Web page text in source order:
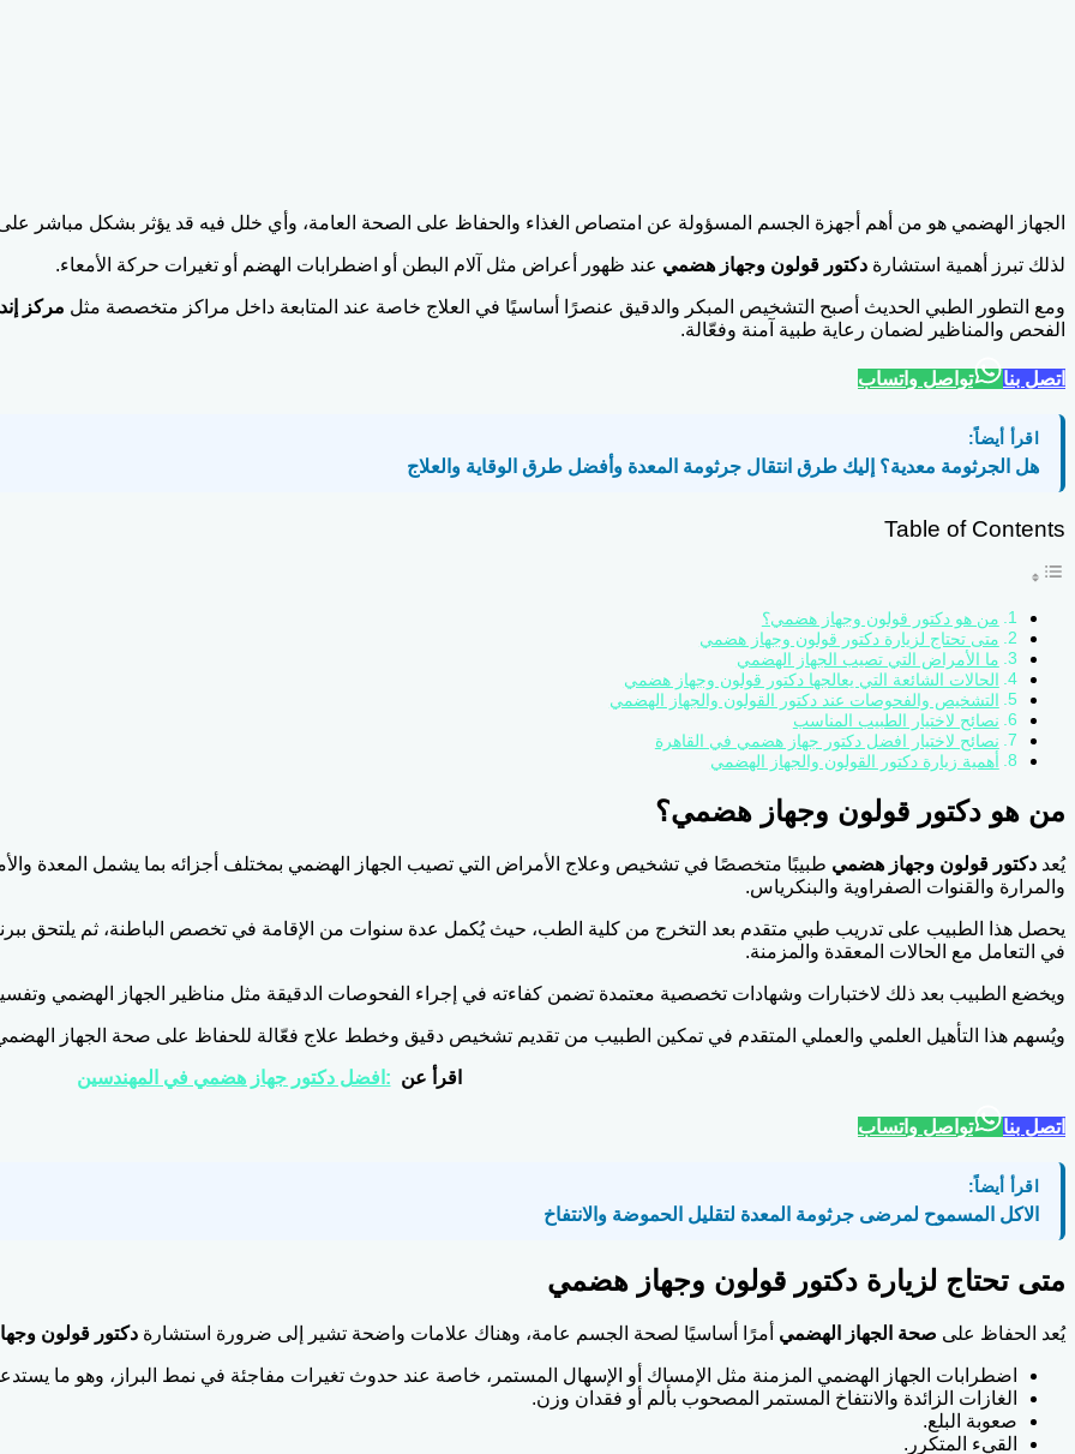
الجهاز الهضمي هو من أهم أجهزة الجسم المسؤولة عن امتصاص الغذاء والحفاظ على الصحة العامة، وأي خلل فيه قد يؤثر بشكل مباشر على
لذلك تبرز أهمية استشارة دكتور قولون وجهاز هضمي عند ظهور أعراض مثل آلام البطن أو اضطرابات الهضم أو تغيرات حركة الأمعاء.
ومع التطور الطبي الحديث أصبح التشخيص المبكر والدقيق عنصرًا أساسيًا في العلاج خاصة عند المتابعة داخل مراكز متخصصة مثل مركز
الفحص والمناظير لضمان رعاية طبية آمنة وفعّالة.
اتصل بنا تواصل واتساب
اقرأ أيضاً:
هل الجرثومة معدية؟ إليك طرق انتقال جرثومة المعدة وأفضل طرق الوقاية والعلاج
Table of Contents
من هو دكتور قولون وجهاز هضمي؟
متى تحتاج لزيارة دكتور قولون وجهاز هضمي
ما الأمراض التي تصيب الجهاز الهضمي
الحالات الشائعة التي يعالجها دكتور قولون وجهاز هضمي
التشخيص والفحوصات عند دكتور القولون والجهاز الهضمي
نصائح لاختيار الطبيب المناسب
نصائح لاختيار افضل دكتور جهاز هضمي في القاهرة
أهمية زيارة دكتور القولون والجهاز الهضمي
من هو دكتور قولون وجهاز هضمي؟
يُعد دكتور قولون وجهاز هضمي طبيبًا متخصصًا في تشخيص وعلاج الأمراض التي تصيب الجهاز الهضمي بمختلف أجزائه بما يشمل المعدة
والمرارة والقنوات الصفراوية والبنكرياس.
يحصل هذا الطبيب على تدريب طبي متقدم بعد التخرج من كلية الطب، حيث يُكمل عدة سنوات من الإقامة في تخصص الباطنة، ثم يلتحق
في التعامل مع الحالات المعقدة والمزمنة.
ويخضع الطبيب بعد ذلك لاختبارات وشهادات تخصصية معتمدة تضمن كفاءته في إجراء الفحوصات الدقيقة مثل مناظير الجهاز الهضمي
ويُسهم هذا التأهيل العلمي والعملي المتقدم في تمكين الطبيب من تقديم تشخيص دقيق وخطط علاج فعّالة للحفاظ على صحة الجهاز
اقرأ عن :افضل دكتور جهاز هضمي في المهندسين
اتصل بنا تواصل واتساب
اقرأ أيضاً:
الاكل المسموح لمرضى جرثومة المعدة لتقليل الحموضة والانتفاخ
متى تحتاج لزيارة دكتور قولون وجهاز هضمي
يُعد الحفاظ على صحة الجهاز الهضمي أمرًا أساسيًا لصحة الجسم عامة، وهناك علامات واضحة تشير إلى ضرورة استشارة دكتور قولون
اضطرابات الجهاز الهضمي المزمنة مثل الإمساك أو الإسهال المستمر، خاصة عند حدوث تغيرات مفاجئة في نمط البراز، وهو ما
الغازات الزائدة والانتفاخ المستمر المصحوب بألم أو فقدان وزن.
صعوبة البلع.
القيء المتكرر.